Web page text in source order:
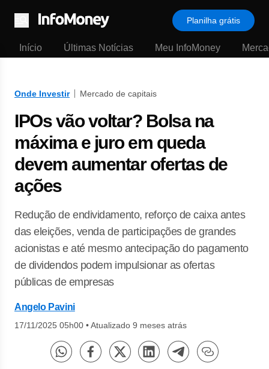
Menu
Planilha grátis
Início Últimas Notícias Meu InfoMoney
Onde Investir Mercado de capitais
IPOs vão voltar? Bolsa na
máxima e juro em queda
devem aumentar ofertas de
ações
Redução de endividamento, reforço de caixa antes
das eleições, venda de participações de grandes
acionistas e até mesmo antecipação do pagamento
de dividendos podem impulsionar as ofertas
públicas de empresas
Angelo Pavini
17/11/2025 05h00 •Atualizado 9 meses atrás